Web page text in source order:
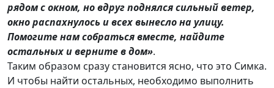
рядом с окном, но вдруг поднялся сильный ветер,
окно распахнулось и всех вынесло на улицу.
Помогите нам собраться вместе, найдите
остальных и верните в дом».
Таким образом сразу становится ясно, что это Симка.
И чтобы найти остальных, необходимо выполнить